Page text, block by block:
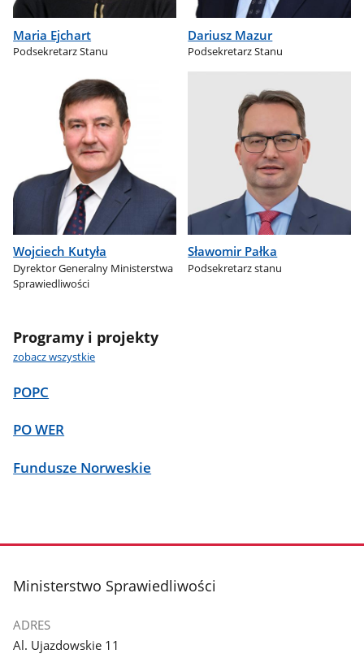
Maria Ejchart
Podsekretarz Stanu
Dariusz Mazur
Podsekretarz Stanu
Wojciech Kutyła
Dyrektor Generalny Ministerstwa
Sprawiedliwości
Sławomir Pałka
Podsekretarz stanu
Programy i projekty
zobacz wszystkie
POPC
PO WER
Fundusze Norweskie
stopka
Ministerstwo Sprawiedliwości
ADRES
Al. Ujazdowskie 11